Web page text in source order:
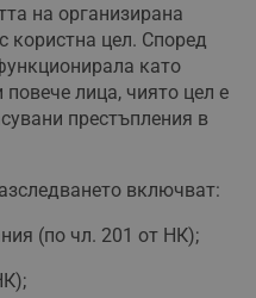
на организирана
користна цел. Според
като
лица, чиято цел е
престъпления в
включват:
(по чл. 201 от НК);